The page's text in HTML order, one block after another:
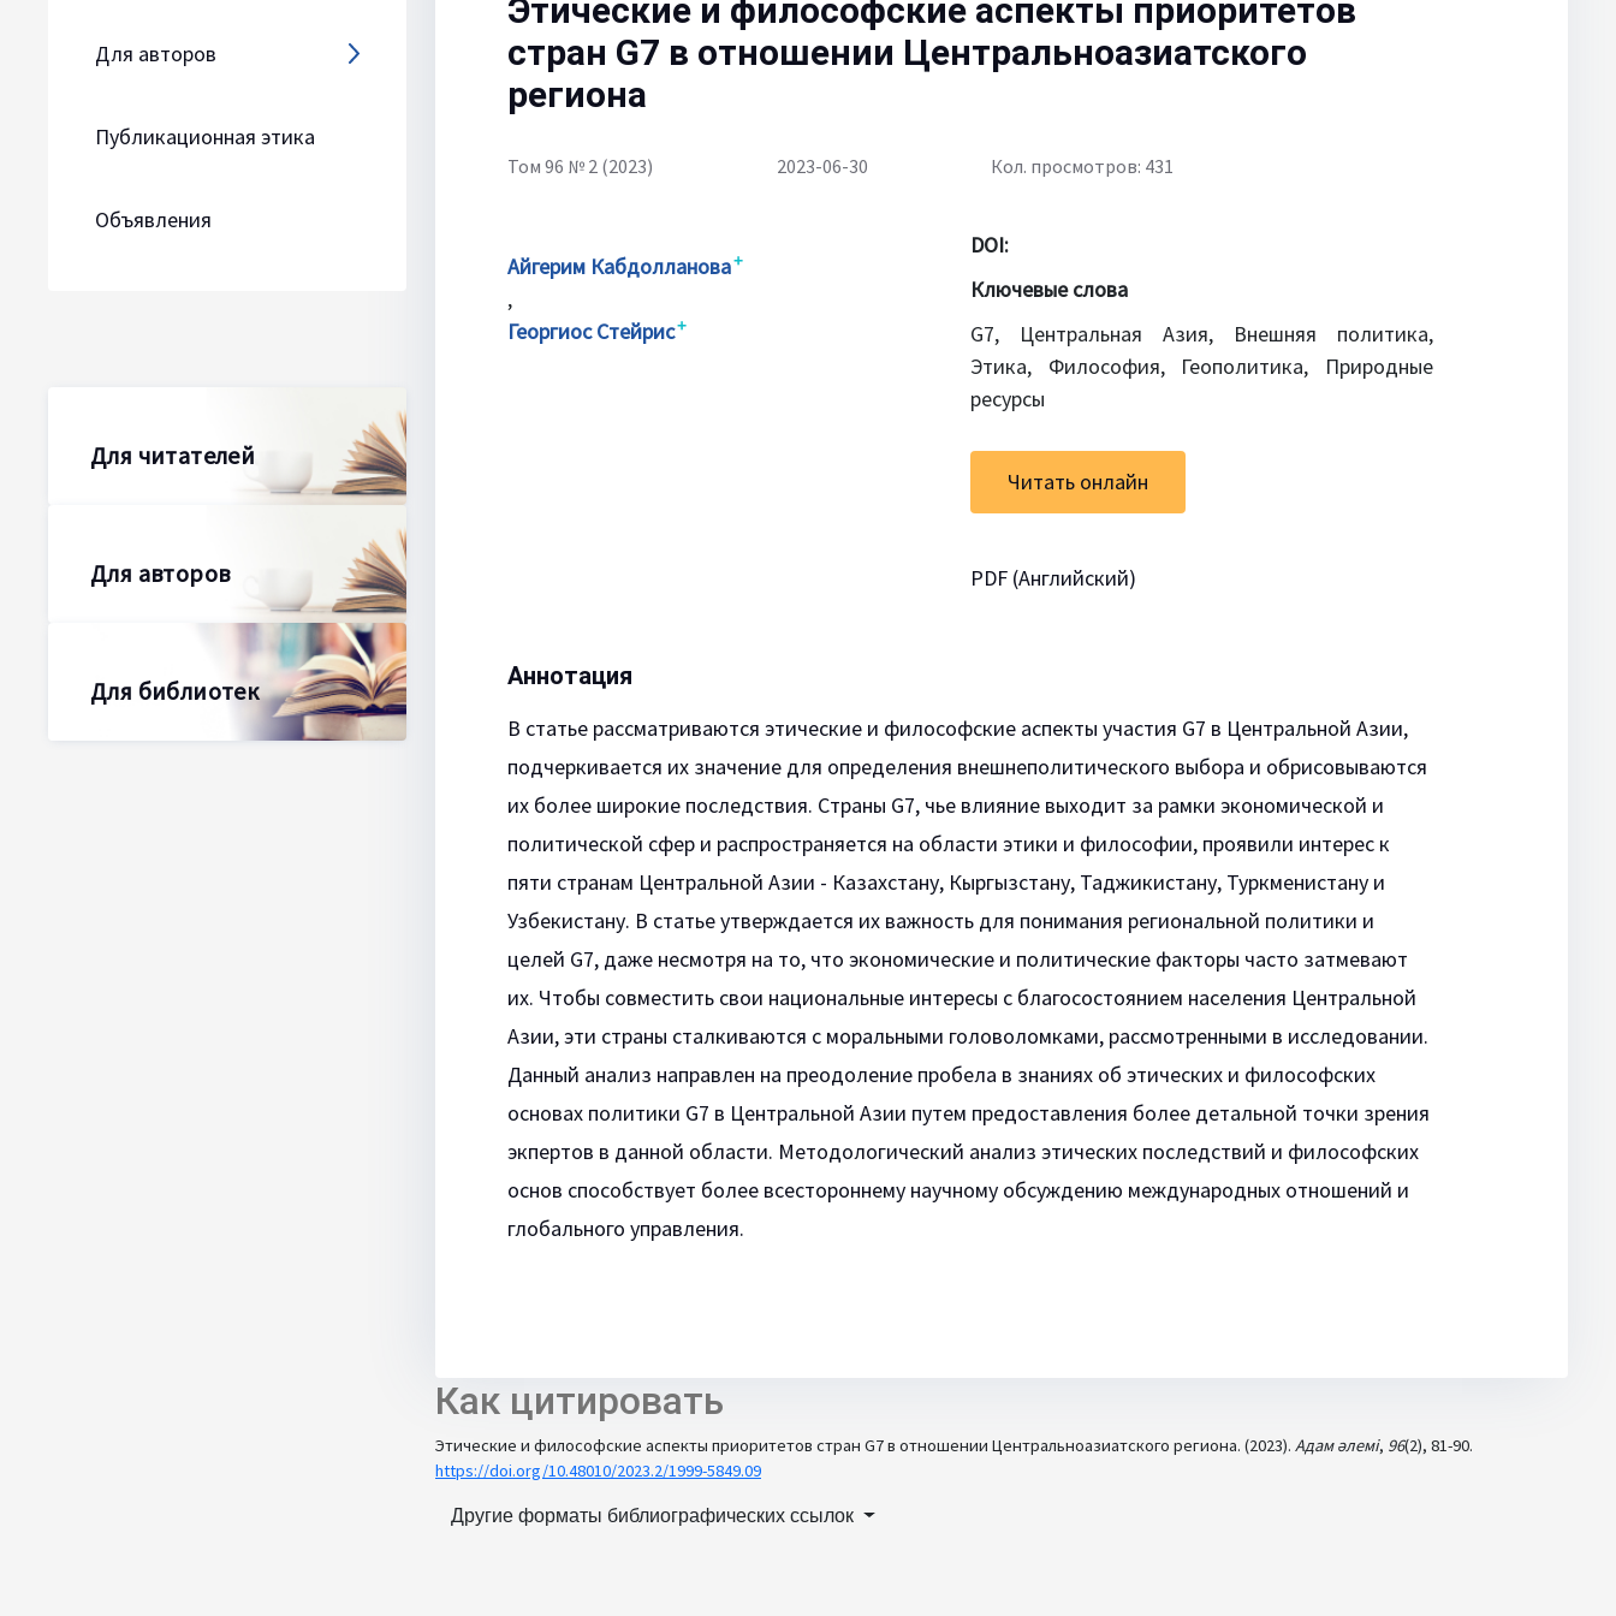
Для авторов
Публикационная этика
Объявления
Для читателей
Для авторов
Для библиотек
Этические и философские аспекты приоритетов
стран G7 в отношении Центральноазиатского
региона
Том 96 № 2 (2023) 2023-06-30 Кол. просмотров: 431
Айгерим Кабдолланова+
Георгиос Стейрис+
DOI:
Ключевые слова
G7, Центральная Азия, Внешняя политика,
Этика, Философия, Геополитика, Природные
ресурсы
Читать онлайн
PDF (Английский)
Аннотация
В статье рассматриваются этические и философские аспекты участия G7 в Центральной Азии,
подчеркивается их значение для определения внешнеполитического выбора и обрисовываются
их более широкие последствия. Страны G7, чье влияние выходит за рамки экономической и
политической сфер и распространяется на области этики и философии, проявили интерес к
пяти странам Центральной Азии - Казахстану, Кыргызстану, Таджикистану, Туркменистану и
Узбекистану. В статье утверждается их важность для понимания региональной политики и
целей G7, даже несмотря на то, что экономические и политические факторы часто затмевают
их. Чтобы совместить свои национальные интересы с благосостоянием населения Центральной
Азии, эти страны сталкиваются с моральными головоломками, рассмотренными в исследовании.
Данный анализ направлен на преодоление пробела в знаниях об этических и философских
основах политики G7 в Центральной Азии путем предоставления более детальной точки зрения
экпертов в данной области. Методологический анализ этических последствий и философских
основ способствует более всестороннему научному обсуждению международных отношений и
глобального управления.
Как цитировать
Этические и философские аспекты приоритетов стран G7 в отношении Центральноазиатского региона. (2023). Адам әлемі, 96(2), 81-90.
https://doi.org/10.48010/2023.2/1999-5849.09
Другие форматы библиографических ссылок